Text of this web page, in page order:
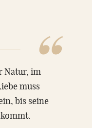
“
Natur, im
muss
bis seine